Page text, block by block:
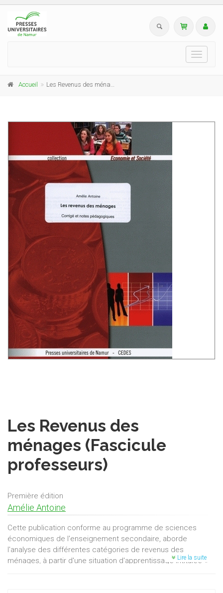
Toggle
Accueil Les Revenus des ménages (Fascicule professeurs)
Les Revenus des
ménages (Fascicule
professeurs)
Première édition
Amélie Antoine
Cette publication conforme au programme de sciences
économiques de l'enseignement secondaire, aborde
l'analyse des différentes catégories de revenus des
ménages, à partir d'une situation d'apprentissage intitulée «
Lire la suite